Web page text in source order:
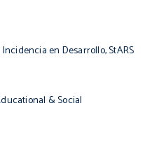
en Desarrollo, StARS
& Social